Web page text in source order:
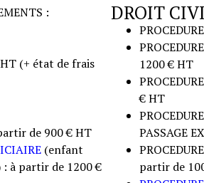
:
(+ état de frais
de 900 € HT
(enfant
à partir de 1200 €
DROIT
1200 € HT
€ HT
PASSAGE
partir de